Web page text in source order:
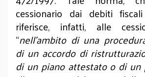
cessionario dai debiti
riferisce, infatti, alle
“nell’ambito di una
di un accordo di
di un piano attestato o di un